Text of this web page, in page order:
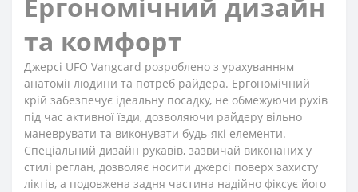
та комфорт
Джерсі UFO Vangcard розроблено з урахуванням
анатомії людини та потреб райдера. Ергономічний
крій забезпечує ідеальну посадку, не обмежуючи рухів
під час активної їзди, дозволяючи райдеру вільно
маневрувати та виконувати будь-які елементи.
Спеціальний дизайн рукавів, зазвичай виконаних у
стилі реглан, дозволяє носити джерсі поверх захисту
ліктів, а подовжена задня частина надійно фіксує його